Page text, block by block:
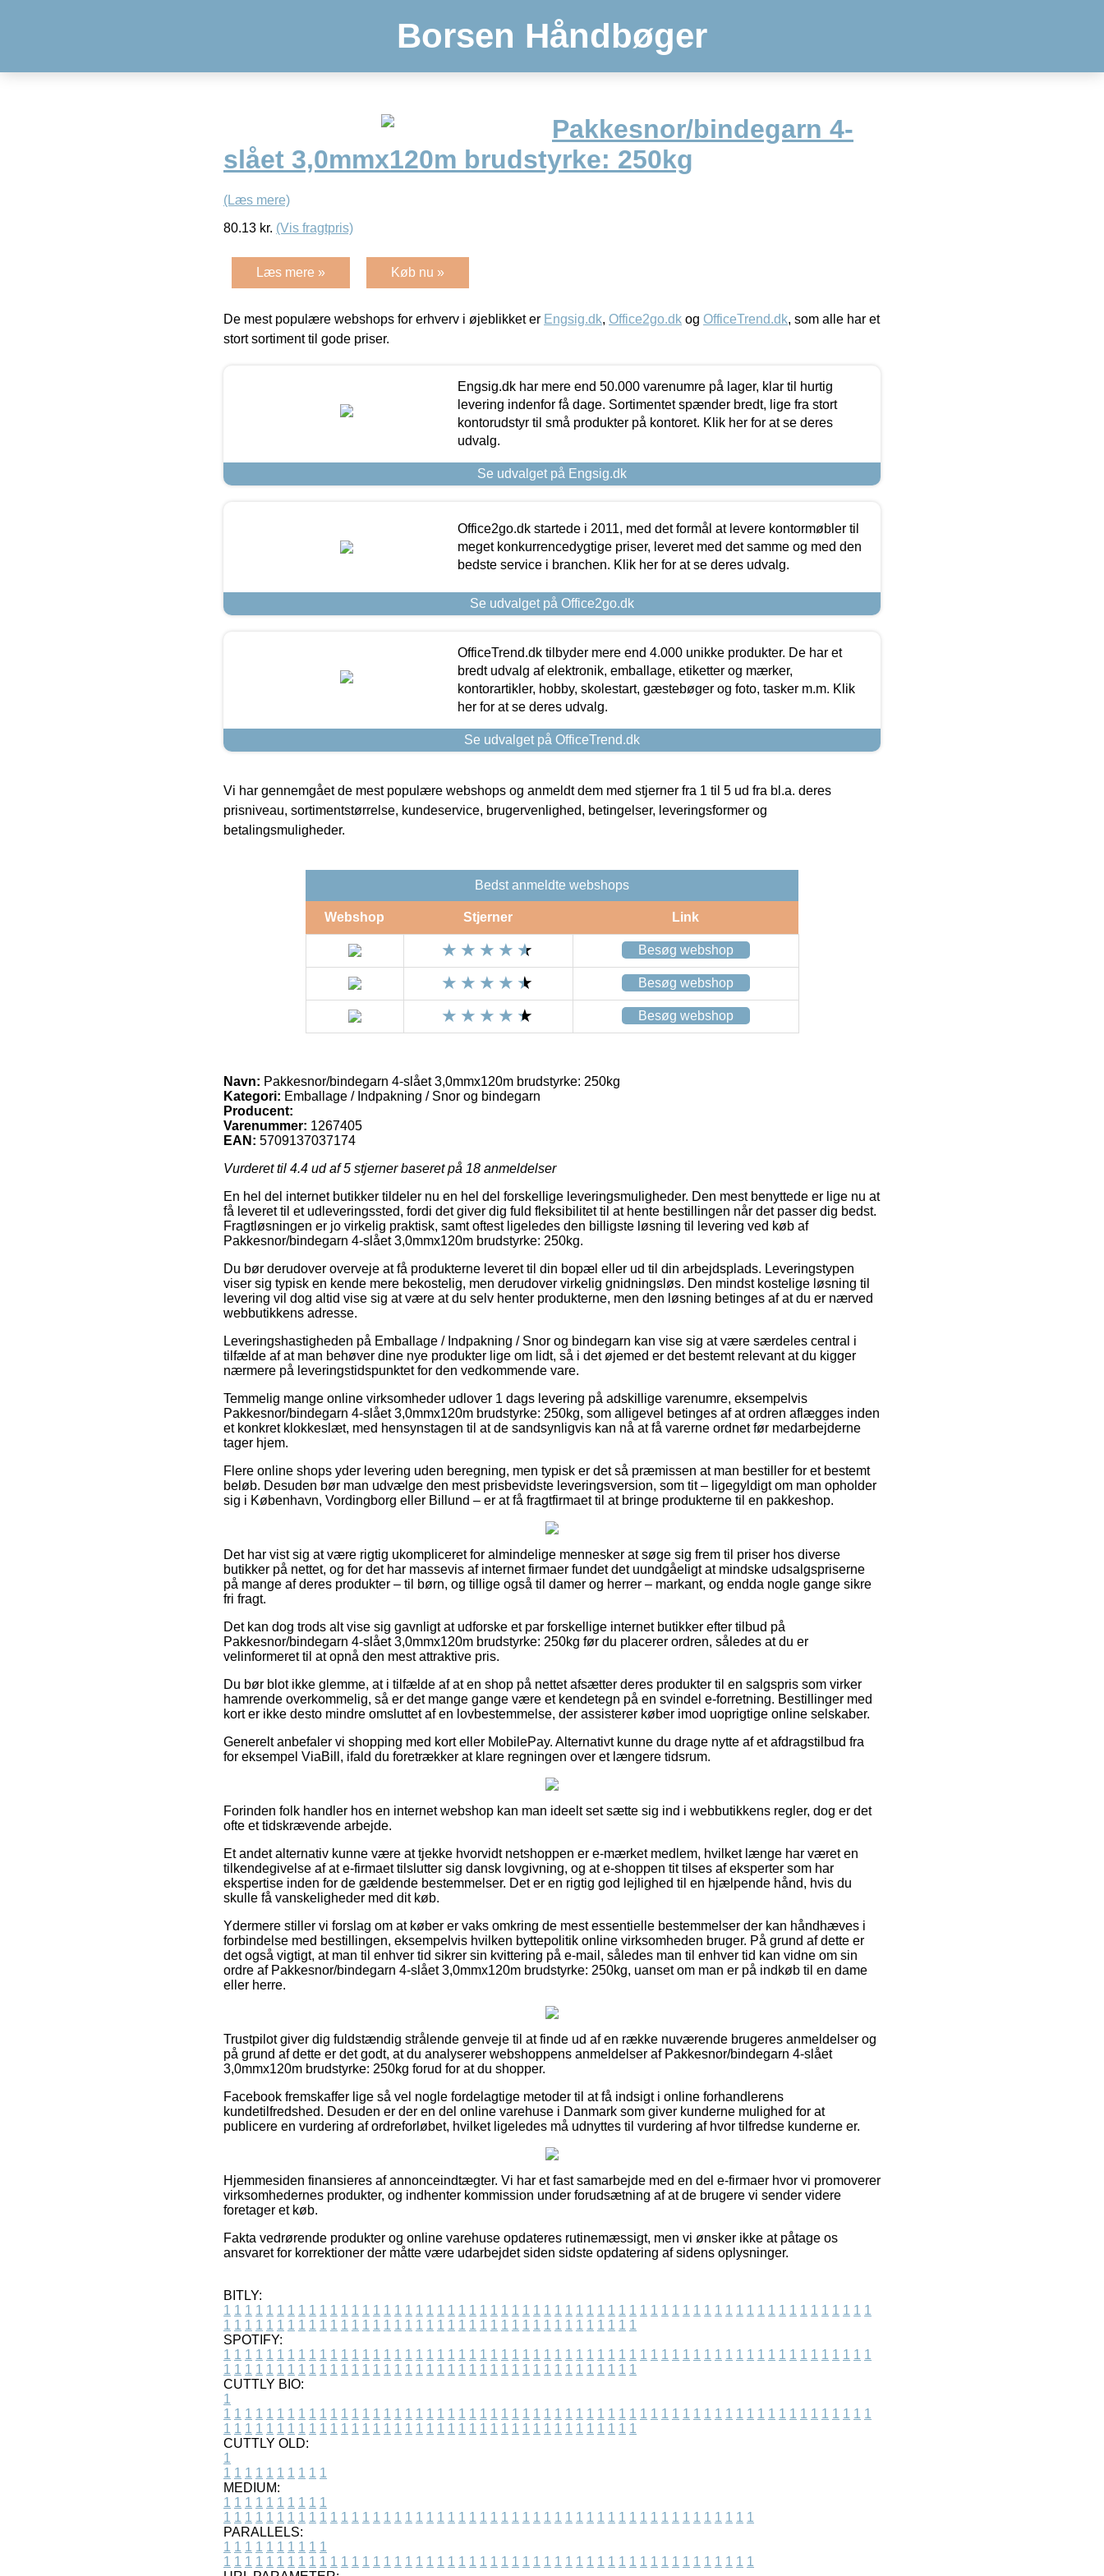
Borsen Håndbøger
Pakkesnor/bindegarn 4-
slået 3,0mmx120m brudstyrke: 250kg
(Læs mere)
80.13 kr. (Vis fragtpris)
Læs mere » Køb nu »
De mest populære webshops for erhverv i øjeblikket er Engsig.dk, Office2go.dk og OfficeTrend.dk, som alle har et
stort sortiment til gode priser.
Engsig.dk har mere end 50.000 varenumre på lager, klar til hurtig
levering indenfor få dage. Sortimentet spænder bredt, lige fra stort
kontorudstyr til små produkter på kontoret. Klik her for at se deres
udvalg.
Se udvalget på Engsig.dk
Office2go.dk startede i 2011, med det formål at levere kontormøbler til
meget konkurrencedygtige priser, leveret med det samme og med den
bedste service i branchen. Klik her for at se deres udvalg.
Se udvalget på Office2go.dk
OfficeTrend.dk tilbyder mere end 4.000 unikke produkter. De har et
bredt udvalg af elektronik, emballage, etiketter og mærker,
kontorartikler, hobby, skolestart, gæstebøger og foto, tasker m.m. Klik
her for at se deres udvalg.
Se udvalget på OfficeTrend.dk
Vi har gennemgået de mest populære webshops og anmeldt dem med stjerner fra 1 til 5 ud fra bl.a. deres
prisniveau, sortimentstørrelse, kundeservice, brugervenlighed, betingelser, leveringsformer og
betalingsmuligheder.
Bedst anmeldte webshops
Webshop Stjerner Link
Besøg webshop
Besøg webshop
Besøg webshop
Navn: Pakkesnor/bindegarn 4-slået 3,0mmx120m brudstyrke: 250kg
Kategori: Emballage / Indpakning / Snor og bindegarn
Producent:
Varenummer: 1267405
EAN: 5709137037174
Vurderet til 4.4 ud af 5 stjerner baseret på 18 anmeldelser
En hel del internet butikker tildeler nu en hel del forskellige leveringsmuligheder. Den mest benyttede er lige nu at
få leveret til et udleveringssted, fordi det giver dig fuld fleksibilitet til at hente bestillingen når det passer dig bedst.
Fragtløsningen er jo virkelig praktisk, samt oftest ligeledes den billigste løsning til levering ved køb af
Pakkesnor/bindegarn 4-slået 3,0mmx120m brudstyrke: 250kg.
Du bør derudover overveje at få produkterne leveret til din bopæl eller ud til din arbejdsplads. Leveringstypen
viser sig typisk en kende mere bekostelig, men derudover virkelig gnidningsløs. Den mindst kostelige løsning til
levering vil dog altid vise sig at være at du selv henter produkterne, men den løsning betinges af at du er nærved
webbutikkens adresse.
Leveringshastigheden på Emballage / Indpakning / Snor og bindegarn kan vise sig at være særdeles central i
tilfælde af at man behøver dine nye produkter lige om lidt, så i det øjemed er det bestemt relevant at du kigger
nærmere på leveringstidspunktet for den vedkommende vare.
Temmelig mange online virksomheder udlover 1 dags levering på adskillige varenumre, eksempelvis
Pakkesnor/bindegarn 4-slået 3,0mmx120m brudstyrke: 250kg, som alligevel betinges af at ordren aflægges inden
et konkret klokkeslæt, med hensynstagen til at de sandsynligvis kan nå at få varerne ordnet før medarbejderne
tager hjem.
Flere online shops yder levering uden beregning, men typisk er det så præmissen at man bestiller for et bestemt
beløb. Desuden bør man udvælge den mest prisbevidste leveringsversion, som tit – ligegyldigt om man opholder
sig i København, Vordingborg eller Billund – er at få fragtfirmaet til at bringe produkterne til en pakkeshop.
Det har vist sig at være rigtig ukompliceret for almindelige mennesker at søge sig frem til priser hos diverse
butikker på nettet, og for det har massevis af internet firmaer fundet det uundgåeligt at mindske udsalgspriserne
på mange af deres produkter – til børn, og tillige også til damer og herrer – markant, og endda nogle gange sikre
fri fragt.
Det kan dog trods alt vise sig gavnligt at udforske et par forskellige internet butikker efter tilbud på
Pakkesnor/bindegarn 4-slået 3,0mmx120m brudstyrke: 250kg før du placerer ordren, således at du er
velinformeret til at opnå den mest attraktive pris.
Du bør blot ikke glemme, at i tilfælde af at en shop på nettet afsætter deres produkter til en salgspris som virker
hamrende overkommelig, så er det mange gange være et kendetegn på en svindel e-forretning. Bestillinger med
kort er ikke desto mindre omsluttet af en lovbestemmelse, der assisterer køber imod uoprigtige online selskaber.
Generelt anbefaler vi shopping med kort eller MobilePay. Alternativt kunne du drage nytte af et afdragstilbud fra
for eksempel ViaBill, ifald du foretrækker at klare regningen over et længere tidsrum.
Forinden folk handler hos en internet webshop kan man ideelt set sætte sig ind i webbutikkens regler, dog er det
ofte et tidskrævende arbejde.
Et andet alternativ kunne være at tjekke hvorvidt netshoppen er e-mærket medlem, hvilket længe har været en
tilkendegivelse af at e-firmaet tilslutter sig dansk lovgivning, og at e-shoppen tit tilses af eksperter som har
ekspertise inden for de gældende bestemmelser. Det er en rigtig god lejlighed til en hjælpende hånd, hvis du
skulle få vanskeligheder med dit køb.
Ydermere stiller vi forslag om at køber er vaks omkring de mest essentielle bestemmelser der kan håndhæves i
forbindelse med bestillingen, eksempelvis hvilken byttepolitik online virksomheden bruger. På grund af dette er
det også vigtigt, at man til enhver tid sikrer sin kvittering på e-mail, således man til enhver tid kan vidne om sin
ordre af Pakkesnor/bindegarn 4-slået 3,0mmx120m brudstyrke: 250kg, uanset om man er på indkøb til en dame
eller herre.
Trustpilot giver dig fuldstændig strålende genveje til at finde ud af en række nuværende brugeres anmeldelser og
på grund af dette er det godt, at du analyserer webshoppens anmeldelser af Pakkesnor/bindegarn 4-slået
3,0mmx120m brudstyrke: 250kg forud for at du shopper.
Facebook fremskaffer lige så vel nogle fordelagtige metoder til at få indsigt i online forhandlerens
kundetilfredshed. Desuden er der en del online varehuse i Danmark som giver kunderne mulighed for at
publicere en vurdering af ordreforløbet, hvilket ligeledes må udnyttes til vurdering af hvor tilfredse kunderne er.
Hjemmesiden finansieres af annonceindtægter. Vi har et fast samarbejde med en del e-firmaer hvor vi promoverer
virksomhedernes produkter, og indhenter kommission under forudsætning af at de brugere vi sender videre
foretager et køb.
Fakta vedrørende produkter og online varehuse opdateres rutinemæssigt, men vi ønsker ikke at påtage os
ansvaret for korrektioner der måtte være udarbejdet siden sidste opdatering af sidens oplysninger.
BITLY:
1 1 1 1 1 1 1 1 1 1 1 1 1 1 1 1 1 1 1 1 1 1 1 1 1 1 1 1 1 1 1 1 1 1 1 1 1 1 1 1 1 1 1 1 1 1 1 1 1 1 1 1 1 1 1 1 1 1 1 1 1
1 1 1 1 1 1 1 1 1 1 1 1 1 1 1 1 1 1 1 1 1 1 1 1 1 1 1 1 1 1 1 1 1 1 1 1 1 1 1
SPOTIFY:
1 1 1 1 1 1 1 1 1 1 1 1 1 1 1 1 1 1 1 1 1 1 1 1 1 1 1 1 1 1 1 1 1 1 1 1 1 1 1 1 1 1 1 1 1 1 1 1 1 1 1 1 1 1 1 1 1 1 1 1 1
1 1 1 1 1 1 1 1 1 1 1 1 1 1 1 1 1 1 1 1 1 1 1 1 1 1 1 1 1 1 1 1 1 1 1 1 1 1 1
CUTTLY BIO:
1
1 1 1 1 1 1 1 1 1 1 1 1 1 1 1 1 1 1 1 1 1 1 1 1 1 1 1 1 1 1 1 1 1 1 1 1 1 1 1 1 1 1 1 1 1 1 1 1 1 1 1 1 1 1 1 1 1 1 1 1 1
1 1 1 1 1 1 1 1 1 1 1 1 1 1 1 1 1 1 1 1 1 1 1 1 1 1 1 1 1 1 1 1 1 1 1 1 1 1 1
CUTTLY OLD:
1
1 1 1 1 1 1 1 1 1 1
MEDIUM:
1 1 1 1 1 1 1 1 1 1
1 1 1 1 1 1 1 1 1 1 1 1 1 1 1 1 1 1 1 1 1 1 1 1 1 1 1 1 1 1 1 1 1 1 1 1 1 1 1 1 1 1 1 1 1 1 1 1 1 1
PARALLELS:
1 1 1 1 1 1 1 1 1 1
1 1 1 1 1 1 1 1 1 1 1 1 1 1 1 1 1 1 1 1 1 1 1 1 1 1 1 1 1 1 1 1 1 1 1 1 1 1 1 1 1 1 1 1 1 1 1 1 1 1